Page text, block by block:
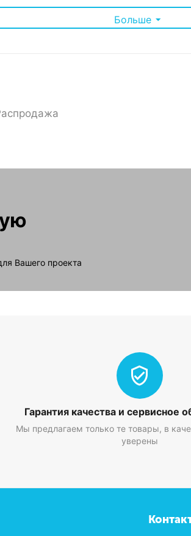
до 600 кг, что позволяет
подходит для компаний, которым
и удобство использования,
Больше
Вашего проекта
Гарантия качества и сервисное
Мы предлагаем только те товары, в
уверены